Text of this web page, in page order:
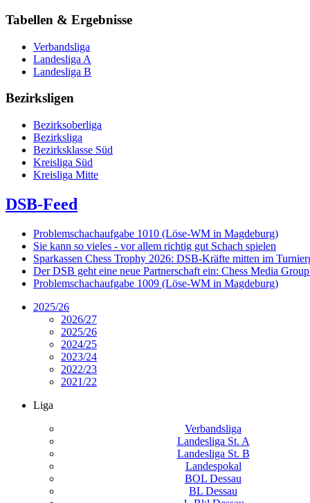
Tabellen & Ergebnisse
Verbandsliga
Landesliga A
Landesliga B
Bezirksligen
Bezirksoberliga
Bezirksliga
Bezirksklasse Süd
Kreisliga Süd
Kreisliga Mitte
DSB-Feed
Problemschachaufgabe 1010 (Löse-WM in Magdeburg)
Sie kann so vieles - vor allem richtig gut Schach spielen
Sparkassen Chess Trophy 2026: DSB-Kräfte mitten im
Der DSB geht eine neue Partnerschaft ein: Chess Media
Problemschachaufgabe 1009 (Löse-WM in Magdeburg)
2025/26
2026/27
2025/26
2024/25
2023/24
2022/23
2021/22
Liga
Verbandsliga
Landesliga St. A
Landesliga St. B
Landespokal
BOL Dessau
BL Dessau